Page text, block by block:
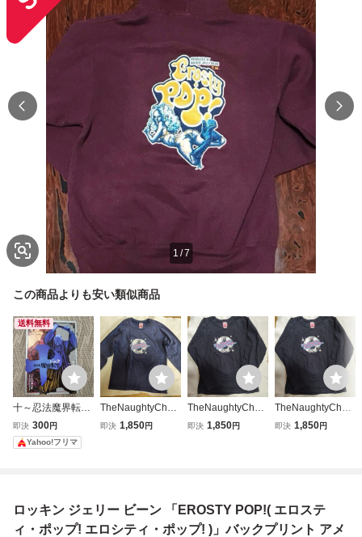
1 /7
この商品よりも安い類似商品
送料無料
十～忍法魔界転生
～ ＶＯＬ．７
（ヤンマガＫＣ
２６５２） せがわ
即決 300円
Yahoo!フリマ
TheNaughtyChee
r Heads ネイビー
ンT Tシャツ
即決 1,850円
TheNaughtyChee
r Heads ブラッ
カ) ロンT Tシャツ
即決 1,850円
TheNaughtyChee
r Heads ブラッ
カ) ロンT Tシャツ
即決 1,850円
ロッキン ジェリー ビーン 「EROSTY POP!( エロステ
ィ・ポップ! エロシティ・ポップ! )」バックプリント アメ